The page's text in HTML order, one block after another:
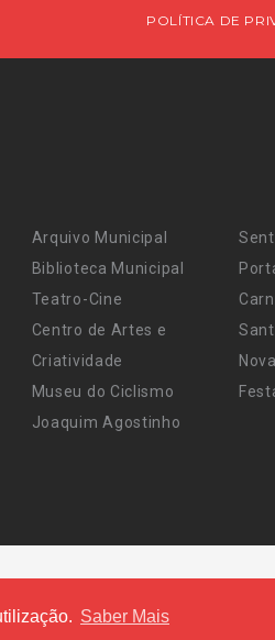
Saber Mais
POLÍTICA DE
Arquivo Municipal
Biblioteca Municipal
Teatro-Cine
Centro de Artes e
Criatividade
Museu do Ciclismo
Joaquim Agostinho